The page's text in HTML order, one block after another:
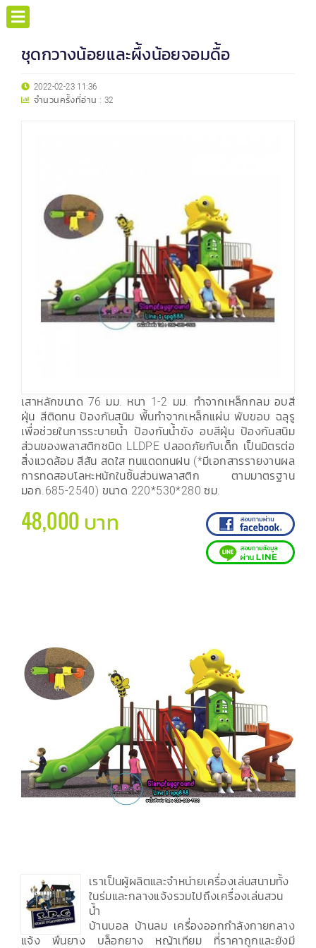
ชุดกวางน้อยและผึ้งน้อยจอมดื้อ
2022-02-23 11:36
จำนวนครั้งที่อ่าน : 32
เสาหลักขนาด 76 มม. หนา 1-2 มม. ทำจากเหล็กกลม อบสี
ฝุ่น สีติดทน ป้องกันสนิม พื้นทำจากเหล็กแผ่น พับขอบ ฉลุรู
เพื่อช่วยในการระบายน้ำ ป้องกันน้ำขัง อบสีฝุ่น ป้องกันสนิม
ส่วนของพลาสติกชนิด LLDPE ปลอดภัยกับเด็ก เป็นมิตรต่อ
สิ่งแวดล้อม สีสัน สดใส ทนแดดทนฝน (*มีเอกสารรายงานผล
การทดสอบโลหะหนักในชิ้นส่วนพลาสติก ตามมาตรฐาน
มอก.685-2540) ขนาด 220*530*280 ซม.
48,000 บาท
เราเป็นผู้ผลิตและจำหน่ายเครื่องเล่นสนามทั้ง
ในร่มและกลางแจ้งรวมไปถึงเครื่องเล่นสวน
น้ำ
บ้านบอล บ้านลม เครื่องออกกำลังกายกลาง
แจ้ง พื้นยาง บล็อกยาง หญ้าเทียม ที่ราคาถูกและยังมี